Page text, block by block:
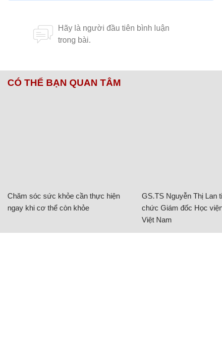
CÓ THỂ BẠN QUAN TÂM
Chăm sóc sức khỏe cần thực hiện
ngay khi cơ thể còn khỏe
GS.TS Nguyễn Thị Lan
chức Giám đốc Học
Việt Nam